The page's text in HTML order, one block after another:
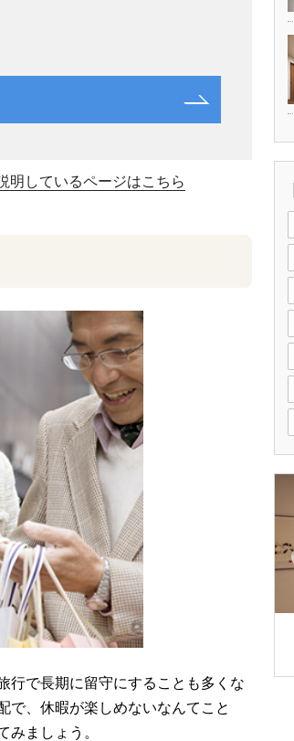
明しているページはこちら
行で長期に留守にすることも多くな
で、休暇が楽しめないなんてこと
ましょう。